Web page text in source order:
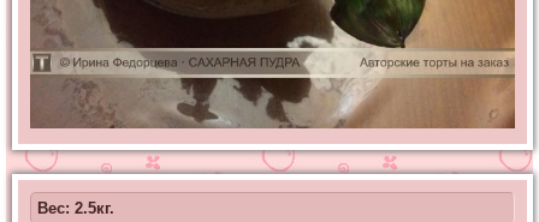
Вес: 2.5кг.